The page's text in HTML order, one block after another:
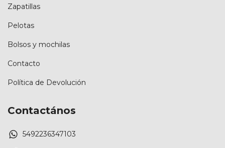
Zapatillas
Pelotas
Bolsos y mochilas
Contacto
Política de Devolución
Contactános
5492236347103